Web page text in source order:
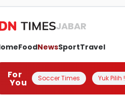
JABAR
FoodNewsSportTravel
For
You Soccer Times Yuk Pilih !